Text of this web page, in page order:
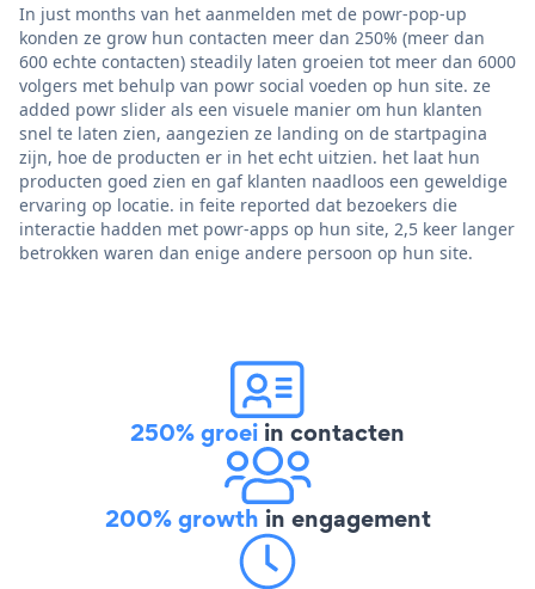
In just months van het aanmelden met de powr-pop-up
konden ze grow hun contacten meer dan 250% (meer dan
600 echte contacten) steadily laten groeien tot meer dan 6000
volgers met behulp van powr social voeden op hun site. ze
added powr slider als een visuele manier om hun klanten
snel te laten zien, aangezien ze landing on de startpagina
zijn, hoe de producten er in het echt uitzien. het laat hun
producten goed zien en gaf klanten naadloos een geweldige
ervaring op locatie. in feite reported dat bezoekers die
interactie hadden met powr-apps op hun site, 2,5 keer langer
betrokken waren dan enige andere persoon op hun site.
250% groei in contacten
200% growth in engagement